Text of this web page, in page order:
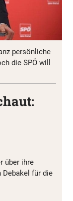
persönliche
die SPÖ will
über ihre
Debakel für die